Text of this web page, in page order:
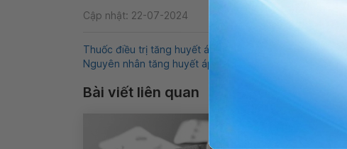
Cập nhật: 22-07-2024
Thuốc điều trị tăng huyết áp
Nguyên nhân tăng huyết áp
Biến chứng tăng huyết áp
Bài viết liên quan